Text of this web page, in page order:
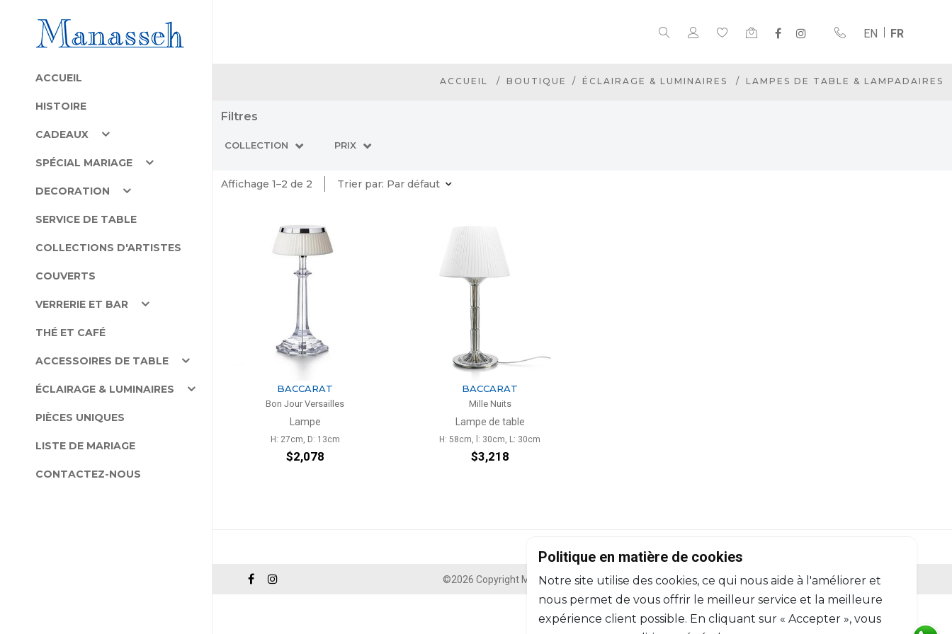
EN FR
ACCUEIL
HISTOIRE
CADEAUX
SPÉCIAL MARIAGE
DECORATION
SERVICE DE TABLE
COLLECTIONS D'ARTISTES
COUVERTS
VERRERIE ET BAR
THÉ ET CAFÉ
ACCESSOIRES DE TABLE
ÉCLAIRAGE & LUMINAIRES
PIÈCES UNIQUES
LISTE DE MARIAGE
CONTACTEZ-NOUS
ACCUEIL BOUTIQUE ÉCLAIRAGE & LUMINAIRES LAMPES DE TABLE & LAMPADAIRES
Filtres
COLLECTION PRIX
Affichage 1–2 de 2 Trier par: Par défaut
BACCARAT
Bon Jour Versailles
Lampe
H: 27cm, D: 13cm
$2,078
BACCARAT
Mille Nuits
Lampe de table
H: 58cm, l: 30cm, L: 30cm
$3,218
©2026 Copyright Manasseh. Tous droits réservés. Termes et Conditions
Politique en matière de cookies
Notre site utilise des cookies, ce qui nous aide à l'améliorer et
nous permet de vous offrir le meilleur service et la meilleure
expérience client possible. En cliquant sur « Accepter », vous